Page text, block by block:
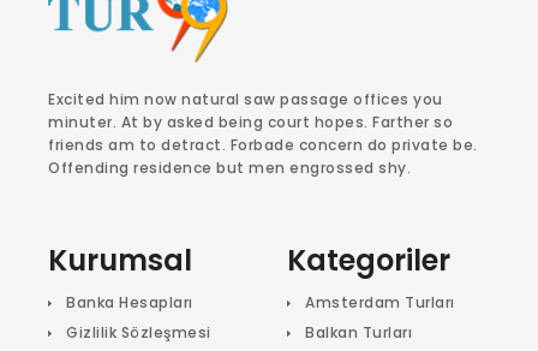
Excited him now natural saw passage offices you
minuter. At by asked being court hopes. Farther so
friends am to detract. Forbade concern do private be.
Offending residence but men engrossed shy.
Kurumsal
Banka Hesapları
Gizlilik Sözleşmesi
Kategoriler
Amsterdam Turları
Balkan Turları